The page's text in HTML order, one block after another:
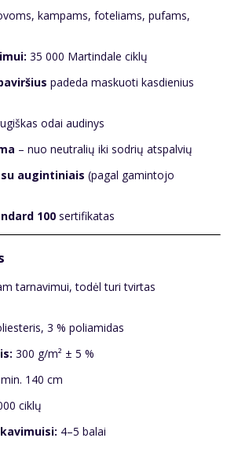
kampams, foteliams, pufams,
35 000 Martindale ciklų
padeda maskuoti kasdienius
odai audinys
– nuo neutralių iki sodrių atspalvių
augintiniais (pagal gamintojo
100 sertifikatas
tarnavimui, todėl turi tvirtas
3 % poliamidas
300 g/m² ± 5 %
min. 140 cm
ciklų
4–5 balai